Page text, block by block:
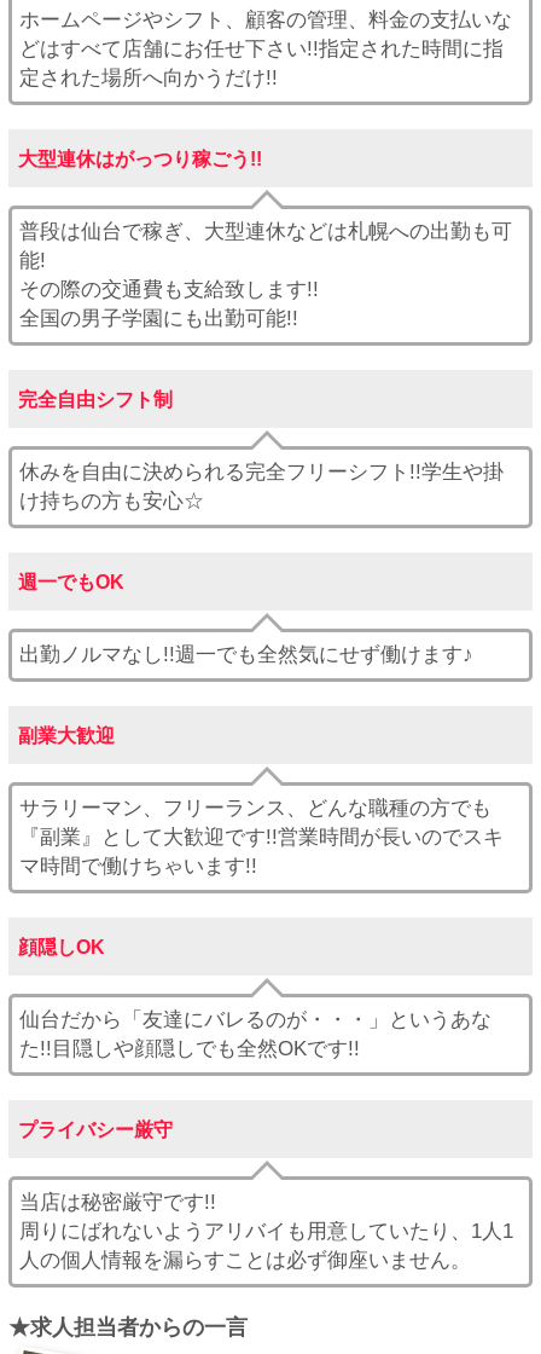
ホームページやシフト、顧客の管理、料金の支払いな
どはすべて店舗にお任せ下さい!!指定された時間に指
定された場所へ向かうだけ!!
大型連休はがっつり稼ごう!!
普段は仙台で稼ぎ、大型連休などは札幌への出勤も可
能!
その際の交通費も支給致します!!
全国の男子学園にも出勤可能!!
完全自由シフト制
休みを自由に決められる完全フリーシフト!!学生や掛
け持ちの方も安心☆
週一でもOK
出勤ノルマなし!!週一でも全然気にせず働けます♪
副業大歓迎
サラリーマン、フリーランス、どんな職種の方でも
『副業』として大歓迎です!!営業時間が長いのでスキ
マ時間で働けちゃいます!!
顔隠しOK
仙台だから「友達にバレるのが・・・」というあな
た!!目隠しや顔隠しでも全然OKです!!
プライバシー厳守
当店は秘密厳守です!!
周りにばれないようアリバイも用意していたり、1人1
人の個人情報を漏らすことは必ず御座いません。
★求人担当者からの一言